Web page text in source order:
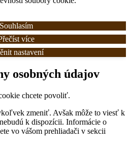
Souhlasím
více
nastavení
osobných údajov
chcete povoliť.
zmeniť. Avšak môže to viesť k
k dispozícii. Informácie o
vo vášom prehliadači v sekcii